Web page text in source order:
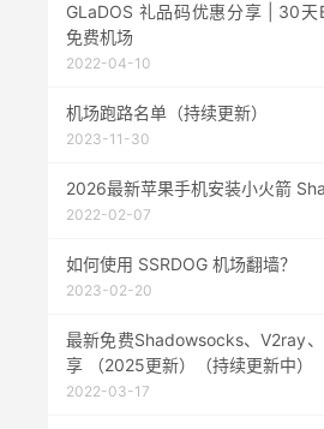
GLaDOS 礼品码优惠分享 | 30
免费机场
2022-04-10
机场跑路名单（持续更新）
2023-11-30
2026最新苹果手机安装小火箭
2022-02-07
如何使用 SSRDOG 机场翻墙？
2023-02-20
最新免费Shadowsocks、V2ray
享 （2025更新）（持续更新中）
2022-03-17